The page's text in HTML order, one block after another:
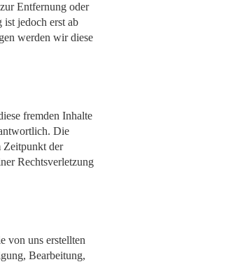
Entfernung oder
jedoch erst ab
werden wir diese
fremden Inhalte
Die
Zeitpunkt der
Rechtsverletzung
von uns erstellten
Bearbeitung,